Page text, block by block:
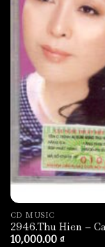
CD MUSIC
2946.Thu Hien –
10,000.00 ₫